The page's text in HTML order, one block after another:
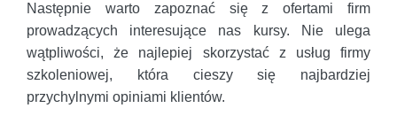
Następnie warto zapoznać się z ofertami firm
prowadzących interesujące nas kursy. Nie ulega
wątpliwości, że najlepiej skorzystać z usług firmy
szkoleniowej, która cieszy się najbardziej
przychylnymi opiniami klientów.